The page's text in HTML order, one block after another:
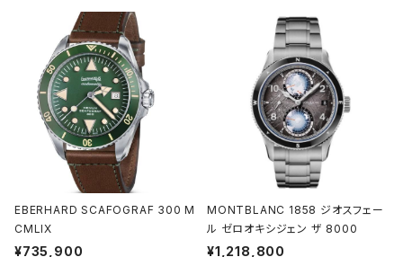
EBERHARD SCAFOGRAF 300 M
CMLIX
¥735,900
MONTBLANC 1858 ジオスフェー
ル ゼロオキシジェン ザ 8000
¥1,218,800